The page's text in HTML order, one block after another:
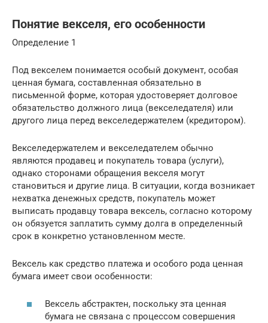
Понятие векселя, его особенности
Определение 1
Под векселем понимается особый документ, особая
ценная бумага, составленная обязательно в
письменной форме, которая удостоверяет долговое
обязательство должного лица (векселедателя) или
другого лица перед векселедержателем (кредитором).
Векселедержателем и векселедателем обычно
являются продавец и покупатель товара (услуги),
однако сторонами обращения векселя могут
становиться и другие лица. В ситуации, когда возникает
нехватка денежных средств, покупатель может
выписать продавцу товара вексель, согласно которому
он обязуется заплатить сумму долга в определенный
срок в конкретно установленном месте.
Вексель как средство платежа и особого рода ценная
бумага имеет свои особенности:
Вексель абстрактен, поскольку эта ценная
бумага не связана с процессом совершения